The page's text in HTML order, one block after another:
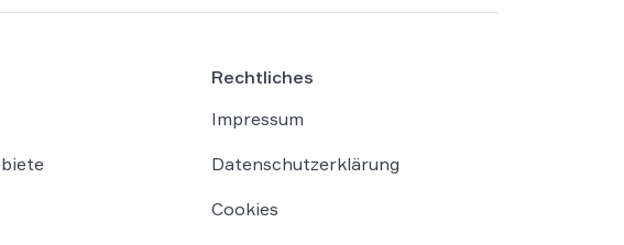
Rechtliches
Impressum
Datenschutzerklärung
Cookies